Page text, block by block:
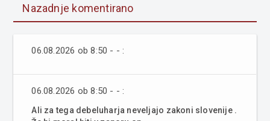
Nazadnje komentirano
06.08.2026 ob 8:50 - - :
06.08.2026 ob 8:50 - - :
Ali za tega debeluharja neveljajo zakoni slovenije .